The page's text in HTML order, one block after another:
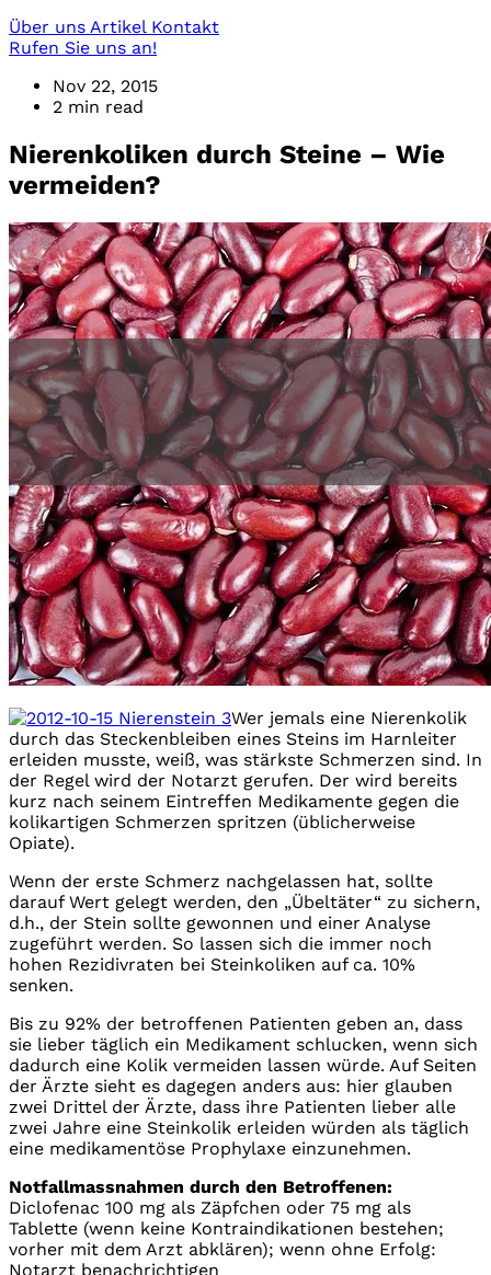
Über uns Artikel Kontakt
Rufen Sie uns an!
Nov 22, 2015
2 min read
Nierenkoliken durch Steine – Wie
vermeiden?
Wer jemals eine Nierenkolik
durch das Steckenbleiben eines Steins im Harnleiter
erleiden musste, weiß, was stärkste Schmerzen sind. In
der Regel wird der Notarzt gerufen. Der wird bereits
kurz nach seinem Eintreffen Medikamente gegen die
kolikartigen Schmerzen spritzen (üblicherweise
Opiate).
Wenn der erste Schmerz nachgelassen hat, sollte
darauf Wert gelegt werden, den „Übeltäter“ zu sichern,
d.h., der Stein sollte gewonnen und einer Analyse
zugeführt werden. So lassen sich die immer noch
hohen Rezidivraten bei Steinkoliken auf ca. 10%
senken.
Bis zu 92% der betroffenen Patienten geben an, dass
sie lieber täglich ein Medikament schlucken, wenn sich
dadurch eine Kolik vermeiden lassen würde. Auf Seiten
der Ärzte sieht es dagegen anders aus: hier glauben
zwei Drittel der Ärzte, dass ihre Patienten lieber alle
zwei Jahre eine Steinkolik erleiden würden als täglich
eine medikamentöse Prophylaxe einzunehmen.
Notfallmassnahmen durch den Betroffenen:
Diclofenac 100 mg als Zäpfchen oder 75 mg als
Tablette (wenn keine Kontraindikationen bestehen;
vorher mit dem Arzt abklären); wenn ohne Erfolg:
Notarzt benachrichtigen